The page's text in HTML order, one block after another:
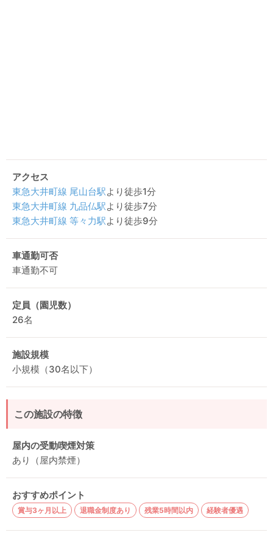
アクセス
東急大井町線 尾山台駅より徒歩1分
東急大井町線 九品仏駅より徒歩7分
東急大井町線 等々力駅より徒歩9分
車通勤可否
車通勤不可
定員（園児数）
26名
施設規模
小規模（30名以下）
この施設の特徴
屋内の受動喫煙対策
あり（屋内禁煙）
おすすめポイント
賞与3ヶ月以上 退職金制度あり 残業5時間以内 経験者優遇